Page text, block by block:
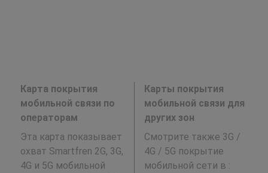
Карта покрытия
мобильной связи по
операторам
Эта карта показывает
охват Smartfren 2G, 3G,
4G и 5G мобильной
Карты покрытия
мобильной связи для
других зон
Смотрите также 3G /
4G / 5G покрытие
мобильной сети в :